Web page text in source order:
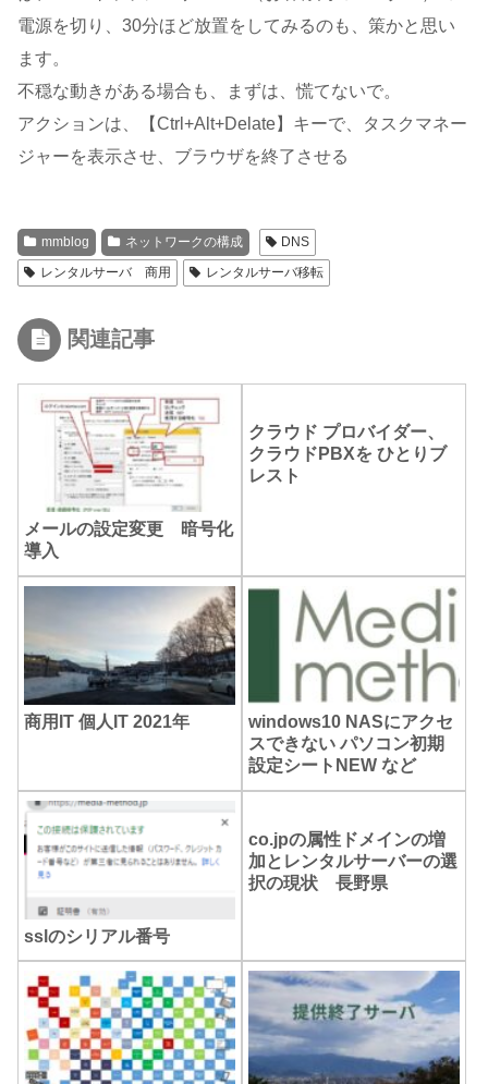
電源を切り、30分ほど放置をしてみるのも、策かと思い
ます。
不穏な動きがある場合も、まずは、慌てないで。
アクションは、【Ctrl+Alt+Delate】キーで、タスクマネー
ジャーを表示させ、ブラウザを終了させる
mmblog ネットワークの構成
DNS
レンタルサーバ 商用
レンタルサーバ移転
関連記事
メールの設定変更 暗号化
導入
クラウド プロバイダー、
クラウドPBXを ひとりブ
レスト
商用IT 個人IT 2021年
windows10 NASにアクセ
スできない パソコン初期
設定シートNEW など
sslのシリアル番号
co.jpの属性ドメインの増
加とレンタルサーバーの選
択の現状 長野県